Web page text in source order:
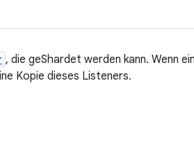
, die geShardet werden kann. Wenn
Kopie dieses Listeners.